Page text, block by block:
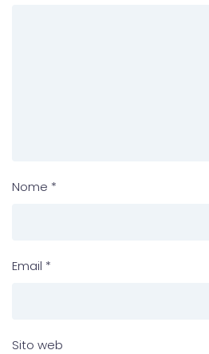
Nome *
Email *
Sito web